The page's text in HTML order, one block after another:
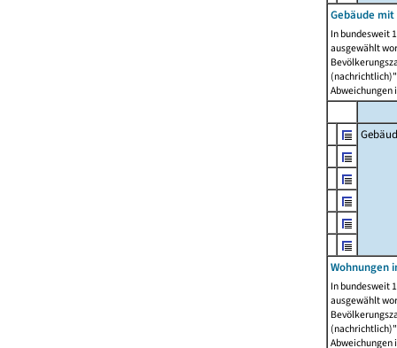
Gebäude mit
In bundesweit
ausgewählt
Abweichungen
Wohnungen
In bundesweit
ausgewählt
Abweichungen